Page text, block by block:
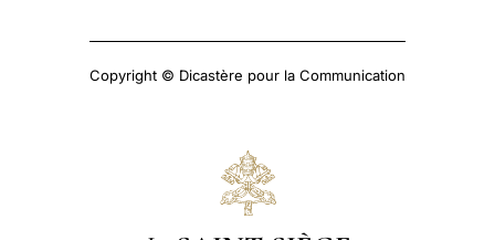
Copyright © Dicastère pour la Communication